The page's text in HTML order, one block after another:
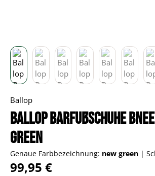
Ballop
Ballop Barfußschuhe
green
Genaue Farbbezeichnung: new green |
Regulärer Preis:
99,95 €